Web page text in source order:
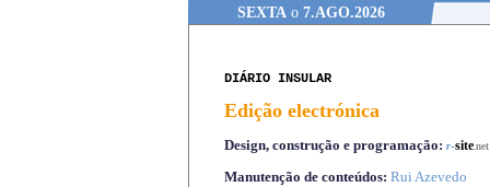
SEXTAo 7.AGO.2026
DIÁRIO INSULAR
Edição electrónica
Design, construção e programação: r-site.net
Manutenção de conteúdos: Rui Azevedo